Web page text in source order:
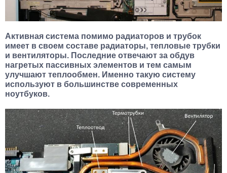
Активная система помимо радиаторов и трубок
имеет в своем составе радиаторы, тепловые трубки
и вентиляторы. Последние отвечают за обдув
нагретых пассивных элементов и тем самым
улучшают теплообмен. Именно такую систему
используют в большинстве современных
ноутбуков.